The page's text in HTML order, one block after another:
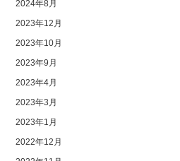
2024年8月
2023年12月
2023年10月
2023年9月
2023年4月
2023年3月
2023年1月
2022年12月